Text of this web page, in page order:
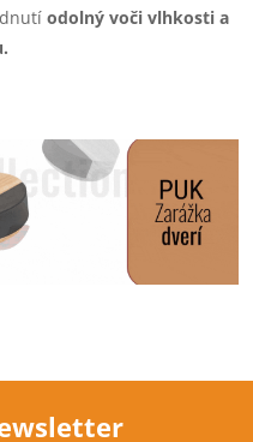
odolný voči vlhkosti a